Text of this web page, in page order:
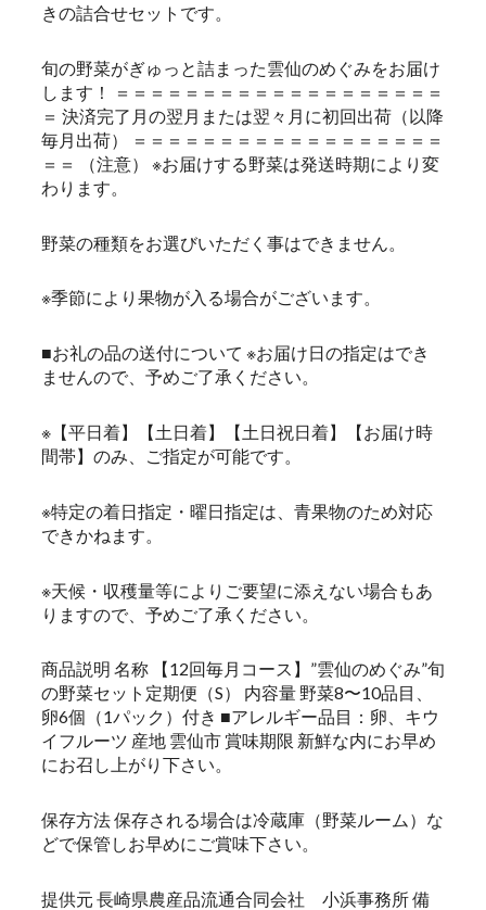
きの詰合せセットです。
旬の野菜がぎゅっと詰まった雲仙のめぐみをお届け
します！ ＝＝＝＝＝＝＝＝＝＝＝＝＝＝＝＝＝＝＝
＝ 決済完了月の翌月または翌々月に初回出荷（以降
毎月出荷） ＝＝＝＝＝＝＝＝＝＝＝＝＝＝＝＝＝＝
＝＝ （注意） ※お届けする野菜は発送時期により変
わります。
野菜の種類をお選びいただく事はできません。
※季節により果物が入る場合がございます。
■お礼の品の送付について ※お届け日の指定はでき
ませんので、予めご了承ください。
※【平日着】【土日着】【土日祝日着】【お届け時
間帯】のみ、ご指定が可能です。
※特定の着日指定・曜日指定は、青果物のため対応
できかねます。
※天候・収穫量等によりご要望に添えない場合もあ
りますので、予めご了承ください。
商品説明 名称 【12回毎月コース】”雲仙のめぐみ”旬
の野菜セット定期便（S） 内容量 野菜8〜10品目、
卵6個（1パック）付き ■アレルギー品目：卵、キウ
イフルーツ 産地 雲仙市 賞味期限 新鮮な内にお早め
にお召し上がり下さい。
保存方法 保存される場合は冷蔵庫（野菜ルーム）な
どで保管しお早めにご賞味下さい。
提供元 長崎県農産品流通合同会社 小浜事務所 備